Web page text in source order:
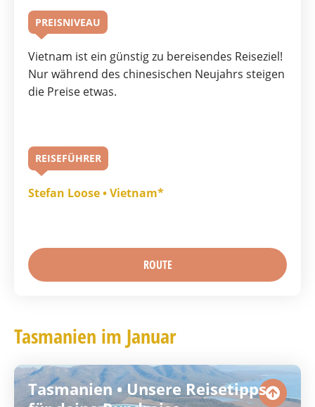
PREISNIVEAU
Vietnam ist ein günstig zu bereisendes Reiseziel!
Nur während des chinesischen Neujahrs steigen
die Preise etwas.
REISEFÜHRER
Stefan Loose • Vietnam*
ROUTE
Tasmanien im Januar
Tasmanien • Unsere Reisetipps